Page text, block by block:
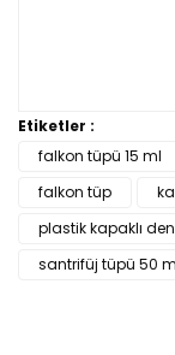
Etiketler :
falkon tüpü 15 ml
falkon tüp
plastik kapaklı
santrifüj tüpü 50